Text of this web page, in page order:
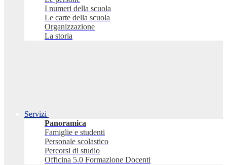
I numeri della scuola
Le carte della scuola
Organizzazione
La storia
Servizi
Panoramica
Famiglie e studenti
Personale scolastico
Percorsi di studio
Officina 5.0 Formazione Docenti